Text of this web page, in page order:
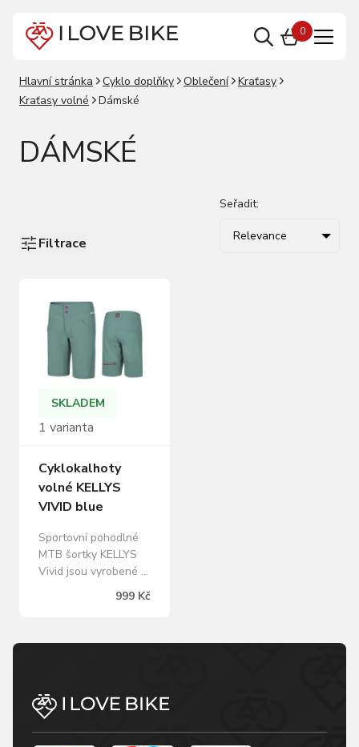
0
Hlavní stránka Cyklo doplňky Oblečení
Kraťasy
Kraťasy volné
Dámské
DÁMSKÉ
Filtrace
Seřadit:
Relevance
SKLADEM
1 varianta
Cyklokalhoty
volné KELLYS
VIVID blue
Sportovní pohodlné
MTB šortky KELLYS
Vivid jsou vyrobené z
materiálu ActivDry+,
tím zabezpečuje
vynikající pocit nošení
999 Kč